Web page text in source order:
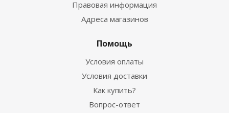
Правовая информация
Адреса магазинов
Помощь
Условия оплаты
Условия доставки
Как купить?
Вопрос-ответ